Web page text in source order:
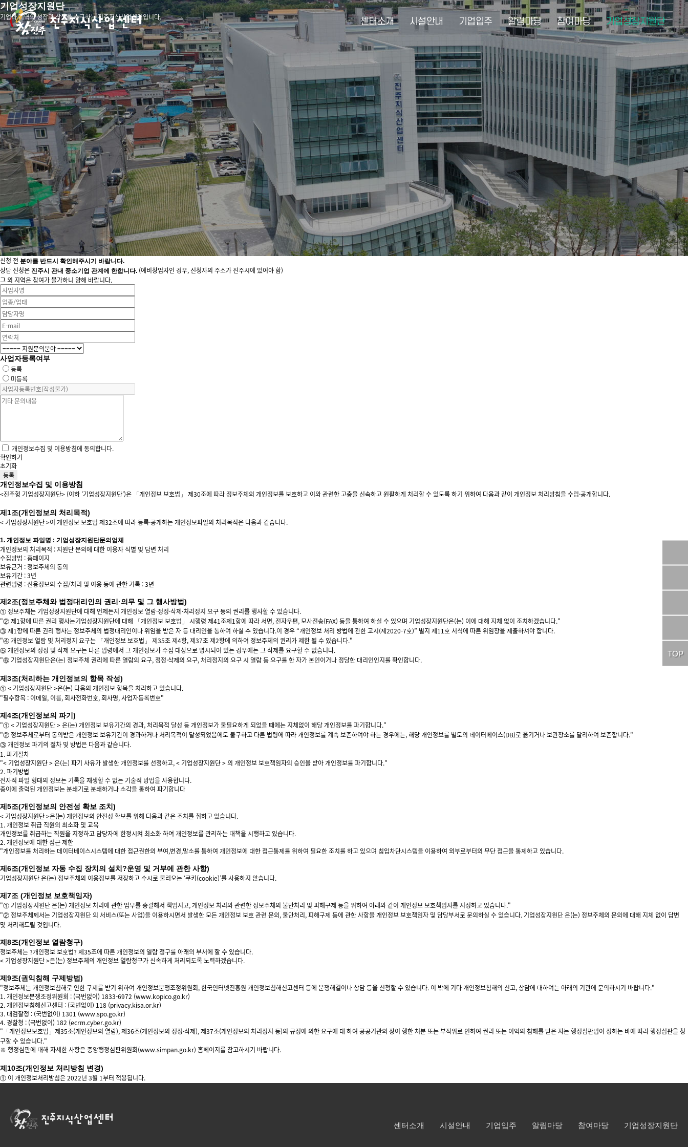
센터소개 시설안내 기업입주 알림마당 참여마당 기업성장지원단
TOP
기업성장지원단
기업과 지역의 성장과 상생을 추구하는 진주지식산업센터입니다.
신청 전 분야를 반드시 확인해주시기 바랍니다.
상담 신청은 진주시 관내 중소기업 관계에 한합니다. (예비창업자인 경우, 신청자의 주소가 진주시에 있어야 함)
그 외 지역은 참여가 불가하니 양해 바랍니다.
사업자등록여부
등록
미등록
개인정보수집 및 이용방침에 동의합니다.
확인하기
초기화
등록
개인정보수집 및 이용방침
<진주형 기업성장지원단> (이하 '기업성장지원단')은 「개인정보 보호법」 제30조에 따라 정보주체의 개인정보를 보호하고 이와 관련한 고충을 신속하고 원활하게 처리할 수 있도록 하기 위하여 다음과 같이 개인정보 처리방침을 수립·공개합니다.
제1조(개인정보의 처리목적)
< 기업성장지원단 >이 개인정보 보호법 제32조에 따라 등록·공개하는 개인정보파일의 처리목적은 다음과 같습니다.
1. 개인정보 파일명 : 기업성장지원단문의업체
개인정보의 처리목적 : 지원단 문의에 대한 이용자 식별 및 답변 처리
수집방법 : 홈페이지
보유근거 : 정보주체의 동의
보유기간 : 3년
관련법령 : 신용정보의 수집/처리 및 이용 등에 관한 기록 : 3년
제2조(정보주체와 법정대리인의 권리·의무 및 그 행사방법)
① 정보주체는 기업성장지원단에 대해 언제든지 개인정보 열람·정정·삭제·처리정지 요구 등의 권리를 행사할 수 있습니다.
"② 제1항에 따른 권리 행사는기업성장지원단에 대해 「개인정보 보호법」 시행령 제41조제1항에 따라 서면, 전자우편, 모사전송(FAX) 등을 통하여 하실 수 있으며 기업성장지원단은(는) 이에 대해 지체 없이 조치하겠습니다."
③ 제1항에 따른 권리 행사는 정보주체의 법정대리인이나 위임을 받은 자 등 대리인을 통하여 하실 수 있습니다.이 경우 “개인정보 처리 방법에 관한 고시(제2020-7호)” 별지 제11호 서식에 따른 위임장을 제출하셔야 합니다.
"④ 개인정보 열람 및 처리정지 요구는 「개인정보 보호법」 제35조 제4항, 제37조 제2항에 의하여 정보주체의 권리가 제한 될 수 있습니다."
⑤ 개인정보의 정정 및 삭제 요구는 다른 법령에서 그 개인정보가 수집 대상으로 명시되어 있는 경우에는 그 삭제를 요구할 수 없습니다.
"⑥ 기업성장지원단은(는) 정보주체 권리에 따른 열람의 요구, 정정·삭제의 요구, 처리정지의 요구 시 열람 등 요구를 한 자가 본인이거나 정당한 대리인인지를 확인합니다.
제3조(처리하는 개인정보의 항목 작성)
① < 기업성장지원단 >은(는) 다음의 개인정보 항목을 처리하고 있습니다.
"필수항목 : 이메일, 이름, 회사전화번호, 회사명, 사업자등록번호"
제4조(개인정보의 파기)
"① < 기업성장지원단 > 은(는) 개인정보 보유기간의 경과, 처리목적 달성 등 개인정보가 불필요하게 되었을 때에는 지체없이 해당 개인정보를 파기합니다."
"② 정보주체로부터 동의받은 개인정보 보유기간이 경과하거나 처리목적이 달성되었음에도 불구하고 다른 법령에 따라 개인정보를 계속 보존하여야 하는 경우에는, 해당 개인정보를 별도의 데이터베이스(DB)로 옮기거나 보관장소를 달리하여 보존합니다."
③ 개인정보 파기의 절차 및 방법은 다음과 같습니다.
1. 파기절차
"< 기업성장지원단 > 은(는) 파기 사유가 발생한 개인정보를 선정하고, < 기업성장지원단 > 의 개인정보 보호책임자의 승인을 받아 개인정보를 파기합니다."
2. 파기방법
전자적 파일 형태의 정보는 기록을 재생할 수 없는 기술적 방법을 사용합니다.
종이에 출력된 개인정보는 분쇄기로 분쇄하거나 소각을 통하여 파기합니다
제5조(개인정보의 안전성 확보 조치)
< 기업성장지원단 >은(는) 개인정보의 안전성 확보를 위해 다음과 같은 조치를 취하고 있습니다.
1. 개인정보 취급 직원의 최소화 및 교육
개인정보를 취급하는 직원을 지정하고 담당자에 한정시켜 최소화 하여 개인정보를 관리하는 대책을 시행하고 있습니다.
2. 개인정보에 대한 접근 제한
"개인정보를 처리하는 데이터베이스시스템에 대한 접근권한의 부여,변경,말소를 통하여 개인정보에 대한 접근통제를 위하여 필요한 조치를 하고 있으며 침입차단시스템을 이용하여 외부로부터의 무단 접근을 통제하고 있습니다.
제6조(개인정보 자동 수집 장치의 설치?운영 및 거부에 관한 사항)
기업성장지원단 은(는) 정보주체의 이용정보를 저장하고 수시로 불러오는 ‘쿠키(cookie)’를 사용하지 않습니다.
제7조 (개인정보 보호책임자)
"① 기업성장지원단 은(는) 개인정보 처리에 관한 업무를 총괄해서 책임지고, 개인정보 처리와 관련한 정보주체의 불만처리 및 피해구제 등을 위하여 아래와 같이 개인정보 보호책임자를 지정하고 있습니다."
"② 정보주체께서는 기업성장지원단 의 서비스(또는 사업)을 이용하시면서 발생한 모든 개인정보 보호 관련 문의, 불만처리, 피해구제 등에 관한 사항을 개인정보 보호책임자 및 담당부서로 문의하실 수 있습니다. 기업성장지원단 은(는) 정보주체의 문의에 대해 지체 없이 답변
및 처리해드릴 것입니다.
제8조(개인정보 열람청구)
정보주체는 ?개인정보 보호법? 제35조에 따른 개인정보의 열람 청구를 아래의 부서에 할 수 있습니다.
< 기업성장지원단 >은(는) 정보주체의 개인정보 열람청구가 신속하게 처리되도록 노력하겠습니다.
제9조(권익침해 구제방법)
"정보주체는 개인정보침해로 인한 구제를 받기 위하여 개인정보분쟁조정위원회, 한국인터넷진흥원 개인정보침해신고센터 등에 분쟁해결이나 상담 등을 신청할 수 있습니다. 이 밖에 기타 개인정보침해의 신고, 상담에 대하여는 아래의 기관에 문의하시기 바랍니다."
1. 개인정보분쟁조정위원회 : (국번없이) 1833-6972 (www.kopico.go.kr)
2. 개인정보침해신고센터 : (국번없이) 118 (privacy.kisa.or.kr)
3. 대검찰청 : (국번없이) 1301 (www.spo.go.kr)
4. 경찰청 : (국번없이) 182 (ecrm.cyber.go.kr)
"「개인정보보호법」제35조(개인정보의 열람), 제36조(개인정보의 정정·삭제), 제37조(개인정보의 처리정지 등)의 규정에 의한 요구에 대 하여 공공기관의 장이 행한 처분 또는 부작위로 인하여 권리 또는 이익의 침해를 받은 자는 행정심판법이 정하는 바에 따라 행정심판을 청
구할 수 있습니다."
※ 행정심판에 대해 자세한 사항은 중앙행정심판위원회(www.simpan.go.kr) 홈페이지를 참고하시기 바랍니다.
제10조(개인정보 처리방침 변경)
① 이 개인정보처리방침은 2022년 3월 1부터 적용됩니다.
센터소개 시설안내 기업입주 알림마당 참여마당 기업성장지원단